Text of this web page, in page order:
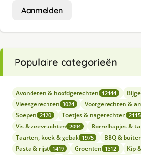
Aanmelden
Populaire categorieën
Avondeten & hoofdgerechten 12144
Vleesgerechten 3024 Voorgerechten &
Soepen 2120 Toetjes & nagerechten 2115
Vis & zeevruchten 2094 Borrelhapjes &
Taarten, koek & gebak 1975 BBQ &
Pasta & rijst 1419 Groenten 1312 Kip